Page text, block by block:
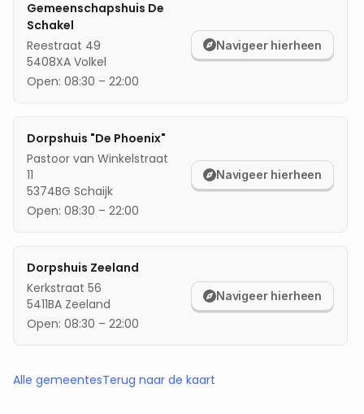
Gemeenschapshuis De
Schakel
Reestraat 49
5408XA Volkel
Open: 08:30 – 22:00
Navigeer hierheen
Dorpshuis "De Phoenix"
Pastoor van Winkelstraat
11
5374BG Schaijk
Open: 08:30 – 22:00
Navigeer hierheen
Dorpshuis Zeeland
Kerkstraat 56
5411BA Zeeland
Open: 08:30 – 22:00
Navigeer hierheen
Alle gemeentesTerug naar de kaart